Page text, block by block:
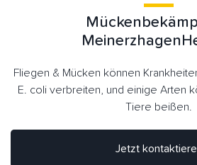
Jetzt
Fliegen & Mücken können
E. coli verbreiten, und einige Arten
Tiere beißen.